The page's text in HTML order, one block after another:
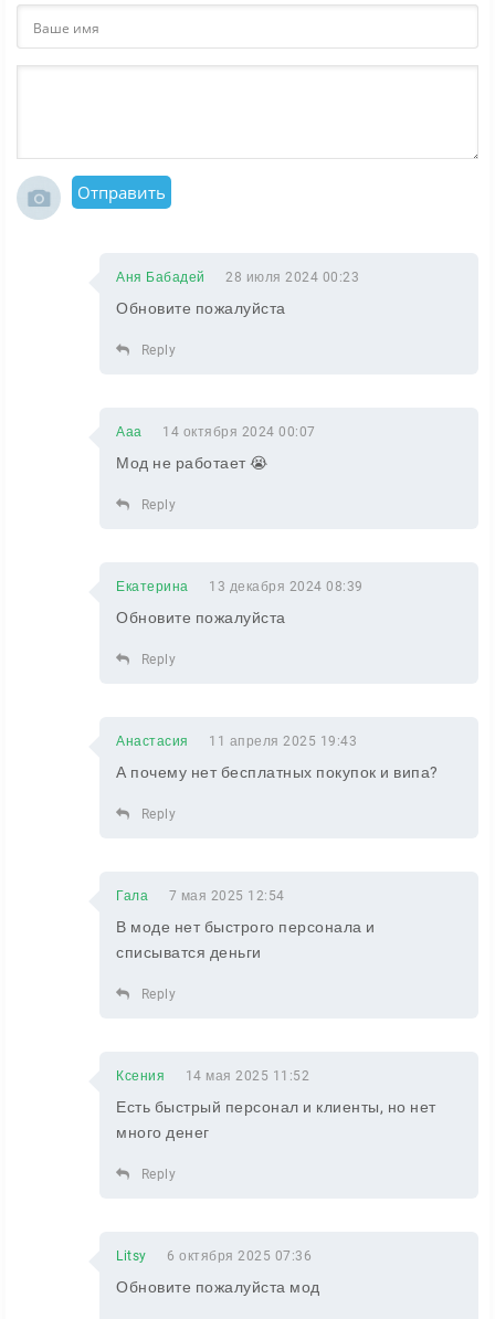
Отправить
Аня Бабадей 28 июля 2024 00:23
Обновите пожалуйста
Reply
Ааа 14 октября 2024 00:07
Мод не работает 😭
Reply
Екатерина 13 декабря 2024 08:39
Обновите пожалуйста
Reply
Анастасия 11 апреля 2025 19:43
А почему нет бесплатных покупок и випа?
Reply
Гала 7 мая 2025 12:54
В моде нет быстрого персонала и
списыватся деньги
Reply
Ксения 14 мая 2025 11:52
Есть быстрый персонал и клиенты, но нет
много денег
Reply
Litsy 6 октября 2025 07:36
Обновите пожалуйста мод